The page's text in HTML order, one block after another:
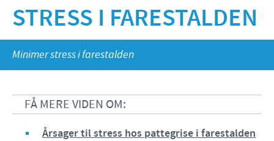
Gris
Kvæg
NYHEDER & EVENTS
Nyheder
TIL FORHANDLERE
Ceva Onlineuddannelse
Ledelsen Ceva Nordic
STRESS I FARESTALDEN
Minimer stress i farestalden
FÅ MERE VIDEN OM:
Årsager til stress hos pattegrise i farestalden